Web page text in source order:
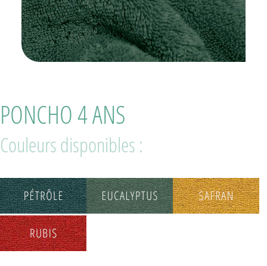
PONCHO 4 ANS
Couleurs disponibles :